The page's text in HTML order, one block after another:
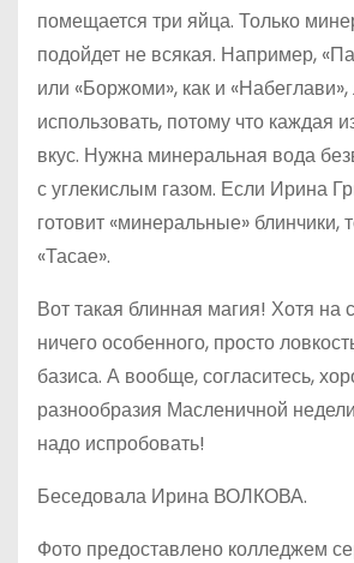
помещается три яйца. Только
подойдет не всякая. Например,
или «Боржоми», как и
использовать, потому что каждая
вкус. Нужна минеральная вода
с углекислым газом. Если Ирина
готовит «минеральные» блинчики,
«Тасае».
Вот такая блинная магия! Хотя на
ничего особенного, просто
базиса. А вообще, согласитесь,
разнообразия Масленичной
надо испробовать!
Беседовала Ирина ВОЛКОВА.
Фото предоставлено колледжем